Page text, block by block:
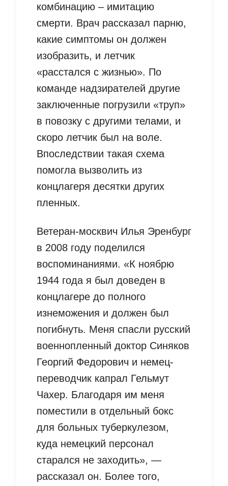
комбинацию – имитацию
смерти. Врач рассказал парню,
какие симптомы он должен
изобразить, и летчик
«расстался с жизнью». По
команде надзирателей другие
заключенные погрузили «труп»
в повозку с другими телами, и
скоро летчик был на воле.
Впоследствии такая схема
помогла вызволить из
концлагеря десятки других
пленных.
Ветеран-москвич Илья Эренбург
в 2008 году поделился
воспоминаниями. «К ноябрю
1944 года я был доведен в
концлагере до полного
изнеможения и должен был
погибнуть. Меня спасли русский
военнопленный доктор Синяков
Георгий Федорович и немец-
переводчик капрал Гельмут
Чахер. Благодаря им меня
поместили в отдельный бокс
для больных туберкулезом,
куда немецкий персонал
старался не заходить», —
рассказал он. Более того,